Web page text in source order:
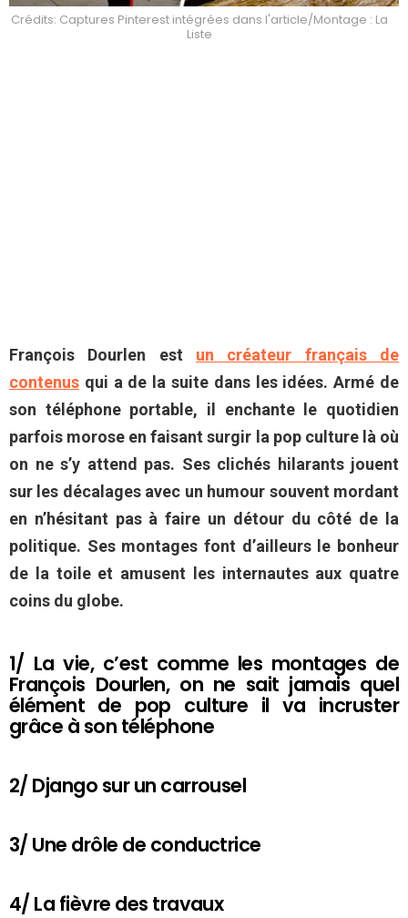
Crédits: Captures Pinterest intégrées dans l'article/Montage : La
Liste
François Dourlen est un créateur français de
contenus qui a de la suite dans les idées. Armé de
son téléphone portable, il enchante le quotidien
parfois morose en faisant surgir la pop culture là où
on ne s’y attend pas. Ses clichés hilarants jouent
sur les décalages avec un humour souvent mordant
en n’hésitant pas à faire un détour du côté de la
politique. Ses montages font d’ailleurs le bonheur
de la toile et amusent les internautes aux quatre
coins du globe.
1/ La vie, c’est comme les montages de
François Dourlen, on ne sait jamais quel
élément de pop culture il va incruster
grâce à son téléphone
2/ Django sur un carrousel
3/ Une drôle de conductrice
4/ La fièvre des travaux